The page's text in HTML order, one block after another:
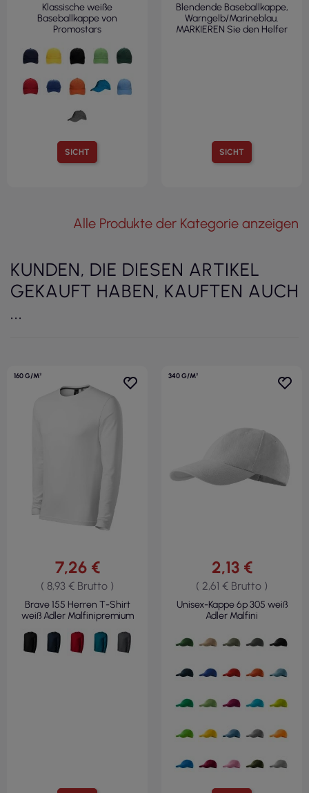
SICHT
Klassische weiße
Baseballkappe von
Promostars
SICHT
Blendende Baseballkappe,
Warngelb/Marineblau.
MARKIEREN Sie den Helfer
Alle Produkte der Kategorie anzeigen
KUNDEN, DIE DIESEN ARTIKEL
GEKAUFT HABEN, KAUFTEN AUCH
...
160 G/M²
7,26 €
( 8,93 € Brutto )
Brave 155 Herren T-Shirt
weiß Adler Malfinipremium
340 G/M²
2,13 €
( 2,61 € Brutto )
Unisex-Kappe 6p 305 weiß
Adler Malfini